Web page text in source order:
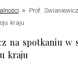
» Prof.
kraju
na spotkaniu w
kraju